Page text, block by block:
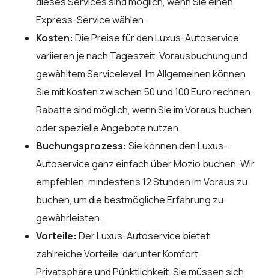
Express-Service wählen.
Kosten: Die Preise für den Luxus-Autoservice
variieren je nach Tageszeit, Vorausbuchung und
gewähltem Servicelevel. Im Allgemeinen können
Sie mit Kosten zwischen 50 und 100 Euro rechnen.
Rabatte sind möglich, wenn Sie im Voraus buchen
oder spezielle Angebote nutzen.
Buchungsprozess: Sie können den Luxus-
Autoservice ganz einfach überMozio buchen. Wir
empfehlen, mindestens 12 Stunden im Voraus zu
buchen, um die bestmögliche Erfahrung zu
gewährleisten.
Vorteile: Der Luxus-Autoservice bietet
zahlreiche Vorteile, darunter Komfort,
Privatsphäre und Pünktlichkeit. Sie müssen sich